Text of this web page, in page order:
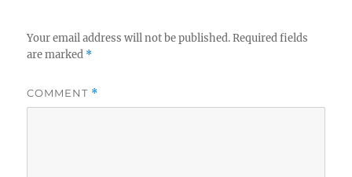
Your email address will not be published. Required fields
are marked *
COMMENT *